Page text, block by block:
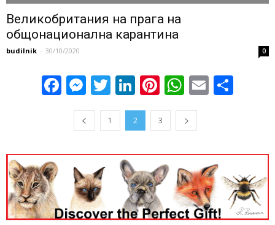
Великобритания на прага на
общонационална карантина
budilnik - 30/10/2020 0
Facebook
Messenger
Twitter
LinkedIn
Pinterest
WhatsApp
Email
1 2 3